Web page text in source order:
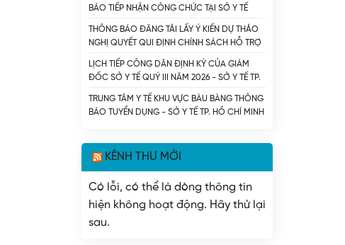
BÁO TIẾP NHẬN CÔNG CHỨC TẠI SỞ Y TẾ
THÀNH PHỐ HỒ CHÍ MINH - SỞ Y TẾ TP. HỒ
CHÍ MINH
THÔNG BÁO ĐĂNG TẢI LẤY Ý KIẾN DỰ THẢO
NGHỊ QUYẾT QUI ĐỊNH CHÍNH SÁCH HỖ TRỢ
CHI PHÍ KHÁM BỆNH, CHỮA BỆNH CHO
NGƯỜI BỆNH CHẠY THẬN NHÂN TẠO VÀ DỰ
THẢO NGHỊ QUYẾT CỦA HỘI ĐỒNG NHÂN
DÂN THÀNH PHỐ QUY ĐỊNH MỨC HỖ TRỢ
ĐÓNG BẢO HIỂM Y TẾ CHO NGƯỜI CAO
LỊCH TIẾP CÔNG DÂN ĐỊNH KỲ CỦA GIÁM
ĐỐC SỞ Y TẾ QUÝ III NĂM 2026 - SỞ Y TẾ TP.
TRUNG TÂM Y TẾ KHU VỰC BÀU BÀNG THÔNG
BÁO TUYỂN DỤNG - SỞ Y TẾ TP. HỒ CHÍ MINH
KÊNH THƯ MỜI
Có lỗi, có thể là dòng thông tin
hiện không hoạt động. Hãy thử lại
sau.